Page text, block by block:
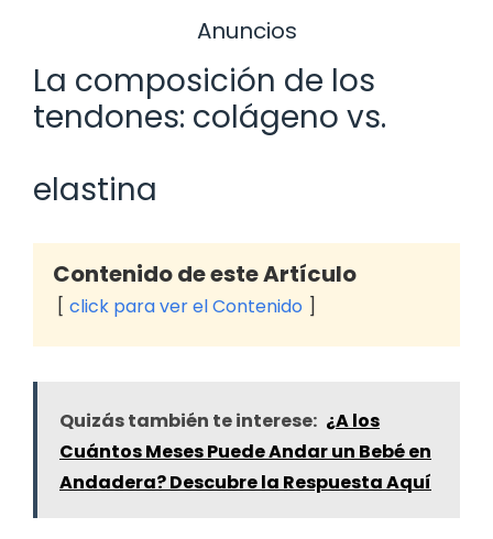
Anuncios
La composición de los
tendones: colágeno vs.
elastina
Contenido de este Artículo
click para ver el Contenido
Quizás también te interese: ¿A los
Cuántos Meses Puede Andar un Bebé en
Andadera? Descubre la Respuesta Aquí